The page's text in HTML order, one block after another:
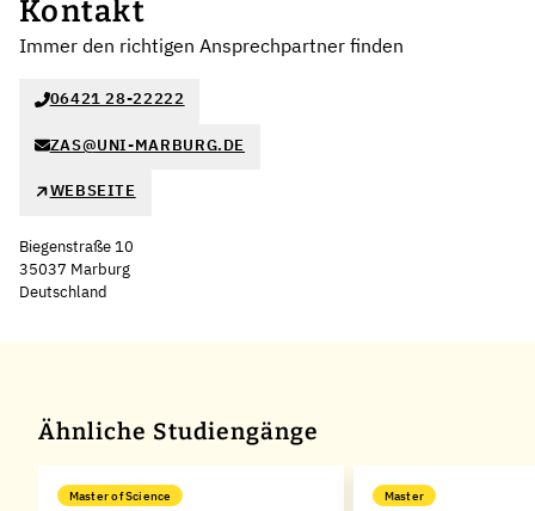
Kontakt
Immer den richtigen Ansprechpartner finden
06421 28-22222
ZAS@UNI-MARBURG.DE
WEBSEITE
Biegenstraße 10
35037 Marburg
Deutschland
Ähnliche Studiengänge
Master of Science Master